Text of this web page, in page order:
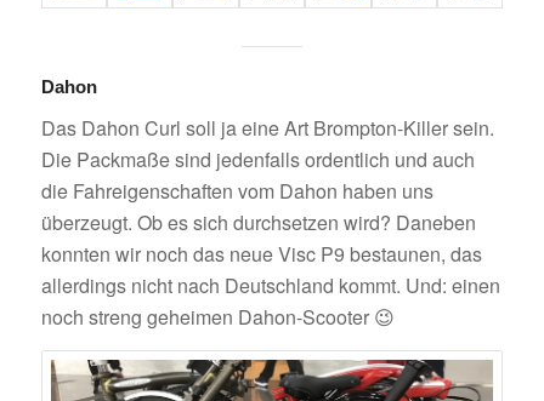
Dahon
Das Dahon Curl soll ja eine Art Brompton-Killer sein.
Die Packmaße sind jedenfalls ordentlich und auch
die Fahreigenschaften vom Dahon haben uns
überzeugt. Ob es sich durchsetzen wird? Daneben
konnten wir noch das neue Visc P9 bestaunen, das
allerdings nicht nach Deutschland kommt. Und: einen
noch streng geheimen Dahon-Scooter 😉